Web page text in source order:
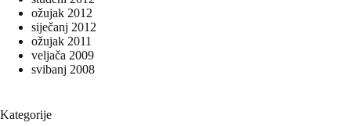
ožujak 2012
siječanj 2012
ožujak 2011
veljača 2009
svibanj 2008
Kategorije